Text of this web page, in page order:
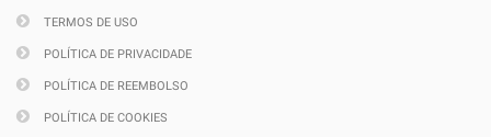
TERMOS DE USO
POLÍTICA DE PRIVACIDADE
POLÍTICA DE REEMBOLSO
POLÍTICA DE COOKIES